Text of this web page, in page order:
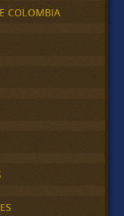
COLOMBIA